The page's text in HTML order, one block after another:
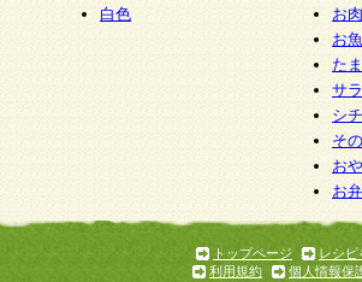
白色
お
お
た
サ
シ
そ
お
お
トップページ
レシピ
利用規約
個人情報保